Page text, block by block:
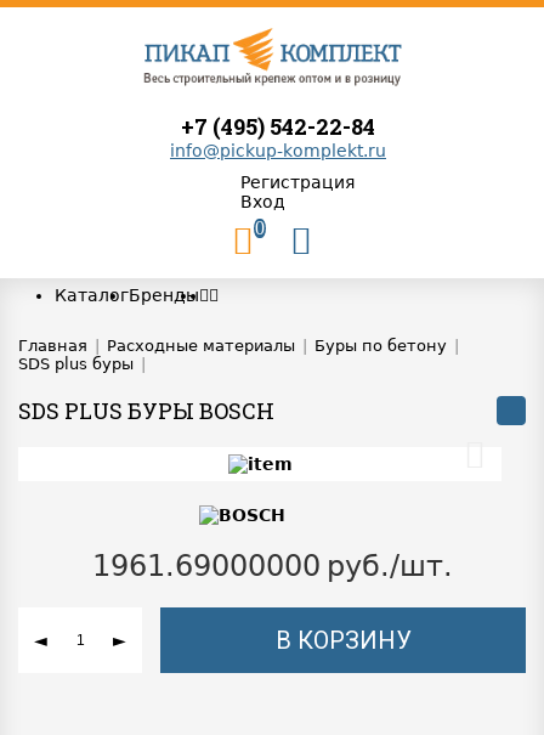
+7 (495) 542-22-84
info@pickup-komplekt.ru
Регистрация
Вход
0
КаталогБренды
Главная Расходные материалы Буры по бетону
SDS plus буры
SDS PLUS БУРЫ BOSCH
1961.69000000 руб./шт.
◄ ► В КОРЗИНУ